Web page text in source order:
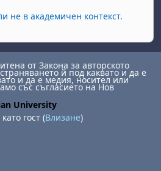
не в академичен контекст.
от Закона за авторското
й под каквато и да е
и да е медия, носител или
със съгласието на Нов
University
гост (Влизане)